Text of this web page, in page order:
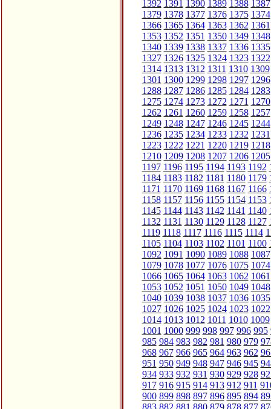
1392 1391 1390 1389 1388 1387
1379 1378 1377 1376 1375 1374
1366 1365 1364 1363 1362 1361
1353 1352 1351 1350 1349 1348
1340 1339 1338 1337 1336 1335
1327 1326 1325 1324 1323 1322
1314 1313 1312 1311 1310 1309
1301 1300 1299 1298 1297 1296
1288 1287 1286 1285 1284 1283
1275 1274 1273 1272 1271 1270
1262 1261 1260 1259 1258 1257
1249 1248 1247 1246 1245 1244
1236 1235 1234 1233 1232 1231
1223 1222 1221 1220 1219 1218
1210 1209 1208 1207 1206 1205
1197 1196 1195 1194 1193 1192
1184 1183 1182 1181 1180 1179
1171 1170 1169 1168 1167 1166
1158 1157 1156 1155 1154 1153
1145 1144 1143 1142 1141 1140
1132 1131 1130 1129 1128 1127
1119 1118 1117 1116 1115 1114
1105 1104 1103 1102 1101 1100
1092 1091 1090 1089 1088 1087
1079 1078 1077 1076 1075 1074
1066 1065 1064 1063 1062 1061
1053 1052 1051 1050 1049 1048
1040 1039 1038 1037 1036 1035
1027 1026 1025 1024 1023 1022
1014 1013 1012 1011 1010 1009
1001 1000 999 998 997 996 995
985 984 983 982 981 980 979
968 967 966 965 964 963 962
951 950 949 948 947 946 945
934 933 932 931 930 929 928
917 916 915 914 913 912 911
900 899 898 897 896 895 894
883 882 881 880 879 878 877